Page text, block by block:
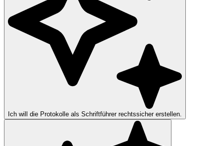
Ich will die Protokolle als Schriftführer rechtssicher erstellen.